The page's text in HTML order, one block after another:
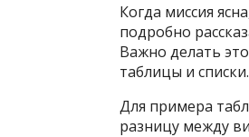
Когда миссия
подробно
Важно делать
таблицы и списки.
Для примера
разницу между